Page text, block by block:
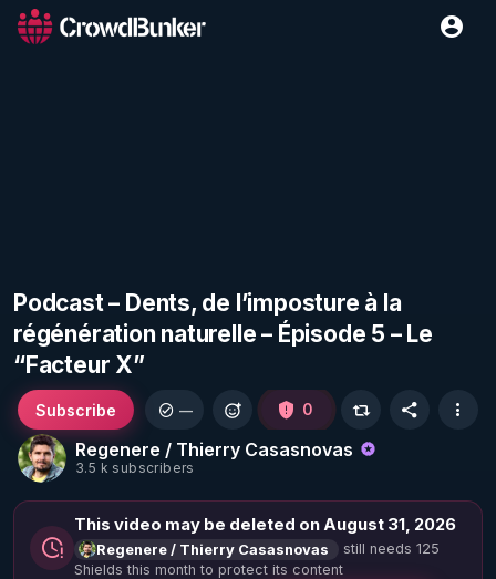
Podcast – Dents, de l’imposture à la
régénération naturelle – Épisode 5 – Le
“Facteur X”
Regenere / Thierry Casasnovas
3.5 k subscribers
Subscribe — 0
This video may be deleted on August 31, 2026
Regenere / Thierry Casasnovas
still needs 125
Shields this month to protect its content